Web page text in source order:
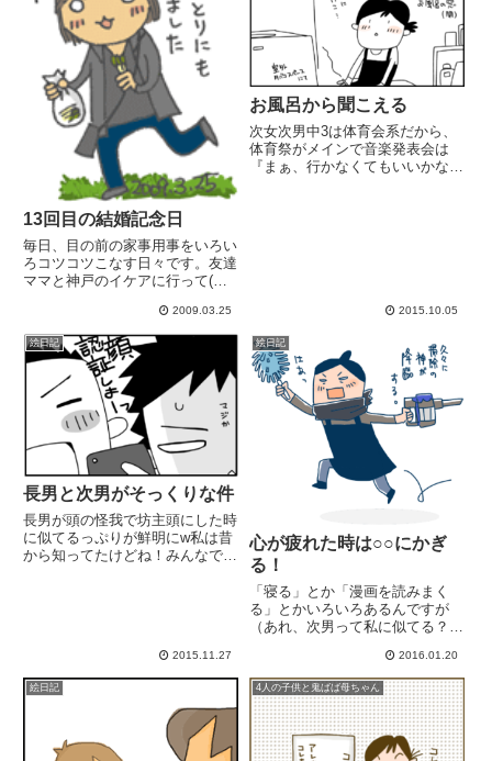
13回目の結婚記念日
毎日、目の前の家事用事をいろい
ろコツコツこなす日々です。友達
ママと神戸のイケアに行って(ま
最後のPTA行事が尻すぼみで終わ
ったり。ツクシ採りにヒールのあ
る靴で行ってしまったり (1人で
ふらりと)翌日子供も一緒に...
2009.03.25
お風呂から聞こえる
次女次男中3は体育会系だから、
体育祭がメインで音楽発表会は
『まぁ、行かなくてもいいかな』
2015.10.05
絵日記
長男と次男がそっくりな件
長男が頭の怪我で坊主頭にした時
に似てるっぷりが鮮明にw私は昔
から知ってたけどね！みんなで布
2015.11.27
絵日記
心が疲れた時は○○にかぎ
る！
「寝る」とか「漫画を読みまく
る」とかいろいろあるんですが
（あれ、次男って私に似てる？）
で(≧∀≦)今回は「掃除」です。部
屋の掃除に模様替え！日頃気にな
っていたあそこやここを一心不乱
にキレイにする。気分も部屋も
ス...
2016.01.20
絵日記 4人の子供と鬼ばば母ちゃん